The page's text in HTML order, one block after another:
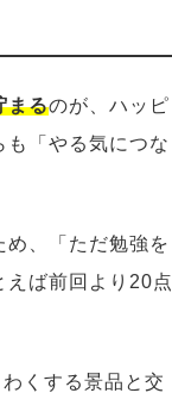
まるのが、ハッピ
「やる気につな
め、「ただ勉強を
えば前回より20点
くする景品と交